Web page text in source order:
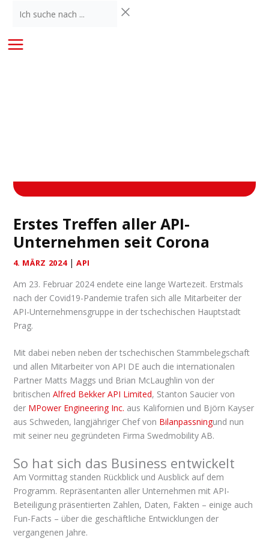
Inhaltsuche
...
Erstes Treffen aller API-
Unternehmen seit Corona
4. MÄRZ 2024 | API
Am 23. Februar 2024 endete eine lange Wartezeit. Erstmals
nach der Covid19-Pandemie trafen sich alle Mitarbeiter der
API-Unternehmensgruppe in der tschechischen Hauptstadt
Prag.
Mit dabei neben neben der tschechischen Stammbelegschaft
und allen Mitarbeiter von API DE auch die internationalen
Partner Matts Maggs und Brian McLaughlin von der
britischen Alfred Bekker API Limited, Stanton Saucier von
der MPower Engineering Inc. aus Kalifornien und Björn Kayser
aus Schweden, langjähriger Chef von Bilanpassningund nun
mit seiner neu gegründeten Firma Swedmobility AB.
So hat sich das Business entwickelt
Am Vormittag standen Rückblick und Ausblick auf dem
Programm. Repräsentanten aller Unternehmen mit API-
Beteiligung präsentierten Zahlen, Daten, Fakten – einige auch
Fun-Facts – über die geschäftliche Entwicklungen der
vergangenen Jahre.